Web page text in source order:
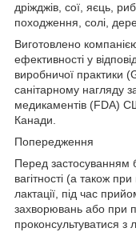
дріжджів, сої, яєць,
походження, солі,
Виготовлено
ефективності у
виробничої практики
санітарному нагляду
медикаментів (FDA)
Канади.
Попередження
Перед застосуванням
вагітності (а також
лактації, під час
захворювань або при
проконсультуватися з